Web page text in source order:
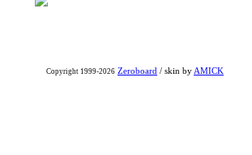
Copyright 1999-2026 Zeroboard / skin by AMICK